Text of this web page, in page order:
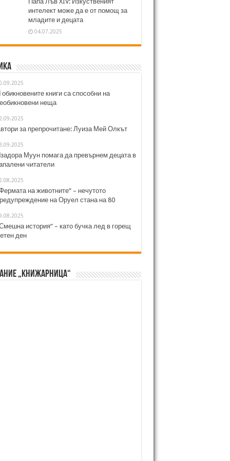
интелект може да е от помощ за
младите и децата
04.07.2025
обикновените книги са способни на
неща
за препрочитане: Луиза Мей Олкът
Муун помага да превърнем децата в
читатели
на животните“ – нечутото
на Оруел стана на 80
история“ – като бучка лед в горещ
ден
„Книжарница“